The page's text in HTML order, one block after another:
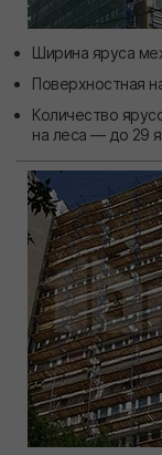
Ширина яруса
Поверхностная
Количество
на леса — до 29